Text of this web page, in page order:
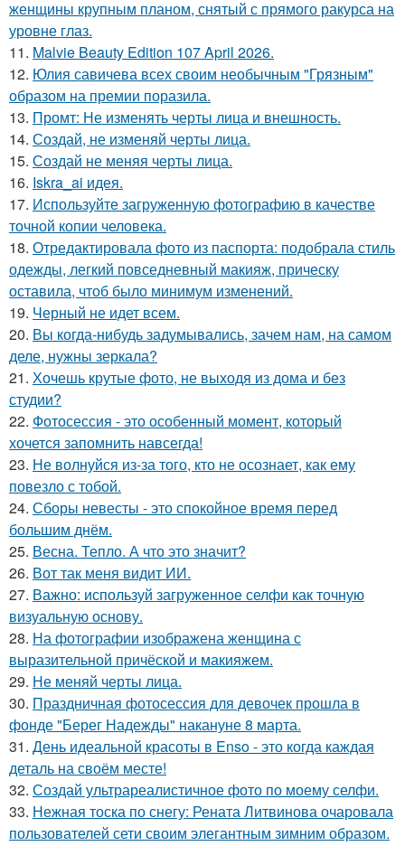
женщины крупным планом, снятый с прямого ракурса на
уровне глаз.
11. Malvie Beauty Edition 107 April 2026.
12. Юлия савичева всех своим необычным "Грязным"
образом на премии поразила.
13. Промт: Не изменять черты лица и внешность.
14. Создай, не изменяй черты лица.
15. Создай не меняя черты лица.
16. Iskra_ai идея.
17. Используйте загруженную фотографию в качестве
точной копии человека.
18. Отредактировала фото из паспорта: подобрала стиль
одежды, легкий повседневный макияж, прическу
оставила, чтоб было минимум изменений.
19. Черный не идет всем.
20. Вы когда-нибудь задумывались, зачем нам, на самом
деле, нужны зеркала?
21. Хочешь крутые фото, не выходя из дома и без
студии?
22. Фотосессия - это особенный момент, который
хочется запомнить навсегда!
23. Не волнуйся из-за того, кто не осознает, как ему
повезло с тобой.
24. Сборы невесты - это спокойное время перед
большим днём.
25. Весна. Тепло. А что это значит?
26. Вот так меня видит ИИ.
27. Важно: используй загруженное селфи как точную
визуальную основу.
28. На фотографии изображена женщина с
выразительной причёской и макияжем.
29. Не меняй черты лица.
30. Праздничная фотосессия для девочек прошла в
фонде "Берег Надежды" накануне 8 марта.
31. День идеальной красоты в Enso - это когда каждая
деталь на своём месте!
32. Создай ультрареалистичное фото по моему селфи.
33. Нежная тоска по снегу: Рената Литвинова очаровала
пользователей сети своим элегантным зимним образом.